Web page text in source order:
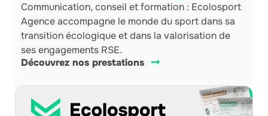
Communication, conseil et formation : Ecolosport
Agence accompagne le monde du sport dans sa
transition écologique et dans la valorisation de
ses engagements RSE.
Découvrez nos prestations